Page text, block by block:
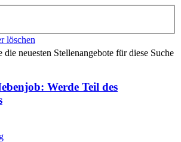
löschen
die neuesten Stellenangebote für diese Suche
Werde Teil des